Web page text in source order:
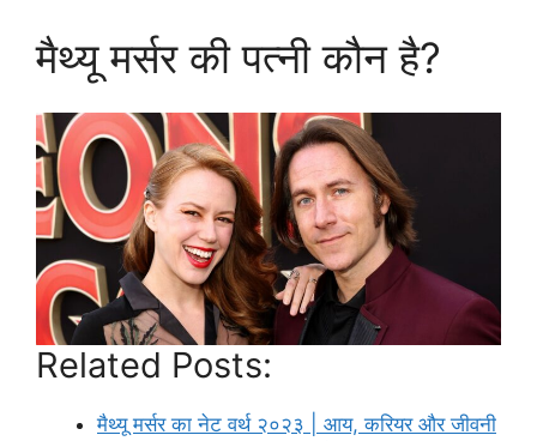
मैथ्यू मर्सर की पत्नी कौन है?
Related Posts:
मैथ्यू मर्सर का नेट वर्थ २०२३ | आय, करियर और जीवनी